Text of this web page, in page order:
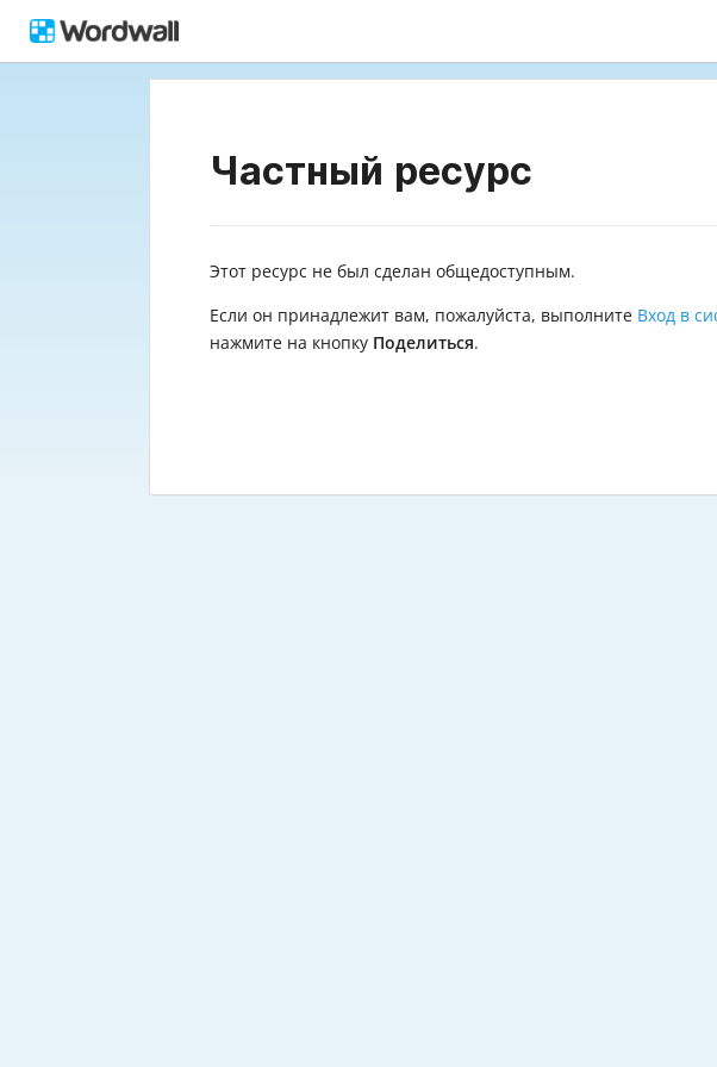
Частный ресурс
Этот ресурс не был сделан общедоступным.
Если он принадлежит вам, пожалуйста, выполните Вход в
нажмите на кнопку Поделиться.